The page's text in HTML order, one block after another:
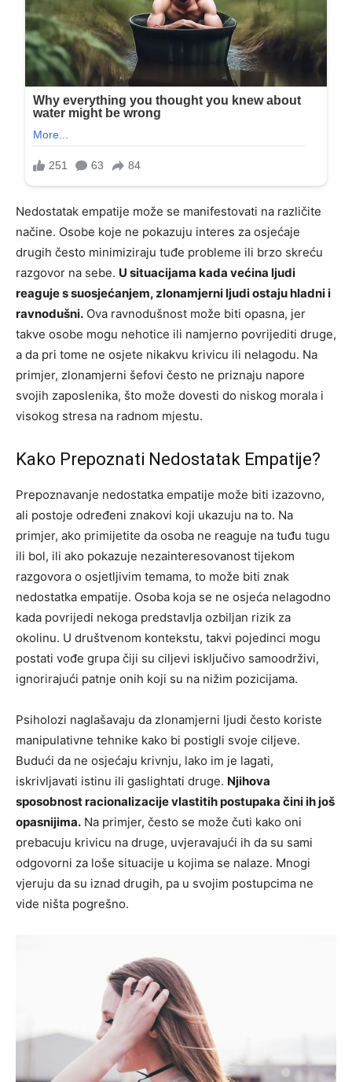
Nedostatak empatije može se manifestovati na različite
načine. Osobe koje ne pokazuju interes za osjećaje
drugih često minimiziraju tuđe probleme ili brzo skreću
razgovor na sebe. U situacijama kada većina ljudi
reaguje s suosjećanjem, zlonamjerni ljudi ostaju hladni i
ravnodušni. Ova ravnodušnost može biti opasna, jer
takve osobe mogu nehotice ili namjerno povrijediti druge,
a da pri tome ne osjete nikakvu krivicu ili nelagodu. Na
primjer, zlonamjerni šefovi često ne priznaju napore
svojih zaposlenika, što može dovesti do niskog morala i
visokog stresa na radnom mjestu.
Kako Prepoznati Nedostatak Empatije?
Prepoznavanje nedostatka empatije može biti izazovno,
ali postoje određeni znakovi koji ukazuju na to. Na
primjer, ako primijetite da osoba ne reaguje na tuđu tugu
ili bol, ili ako pokazuje nezainteresovanost tijekom
razgovora o osjetljivim temama, to može biti znak
nedostatka empatije. Osoba koja se ne osjeća nelagodno
kada povrijedi nekoga predstavlja ozbiljan rizik za
okolinu. U društvenom kontekstu, takvi pojedinci mogu
postati vođe grupa čiji su ciljevi isključivo samoodrživi,
ignorirajući patnje onih koji su na nižim pozicijama.
Psiholozi naglašavaju da zlonamjerni ljudi često koriste
manipulativne tehnike kako bi postigli svoje ciljeve.
Budući da ne osjećaju krivnju, lako im je lagati,
iskrivljavati istinu ili gaslightati druge. Njihova
sposobnost racionalizacije vlastitih postupaka čini ih još
opasnijima. Na primjer, često se može čuti kako oni
prebacuju krivicu na druge, uvjeravajući ih da su sami
odgovorni za loše situacije u kojima se nalaze. Mnogi
vjeruju da su iznad drugih, pa u svojim postupcima ne
vide ništa pogrešno.